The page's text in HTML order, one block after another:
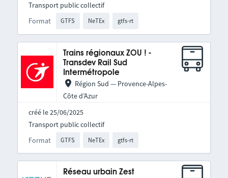
Format GTFS NeTEx gtfs-rt
Transport public collectif
Trains régionaux ZOU ! -
Transdev Rail Sud
Intermétropole
Région Sud — Provence-Alpes-
Côte d’Azur
créé le 25/06/2025
Format GTFS NeTEx gtfs-rt
Transport public collectif
Réseau urbain Zest